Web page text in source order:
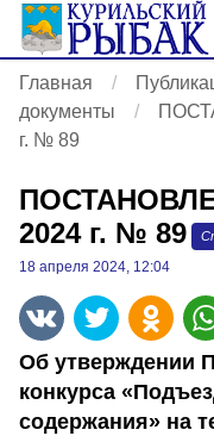
Главная
документы
г. № 89
2024 г. № 89
18 апреля 2024, 12:04
Об утверждении
конкурса
содержания» на